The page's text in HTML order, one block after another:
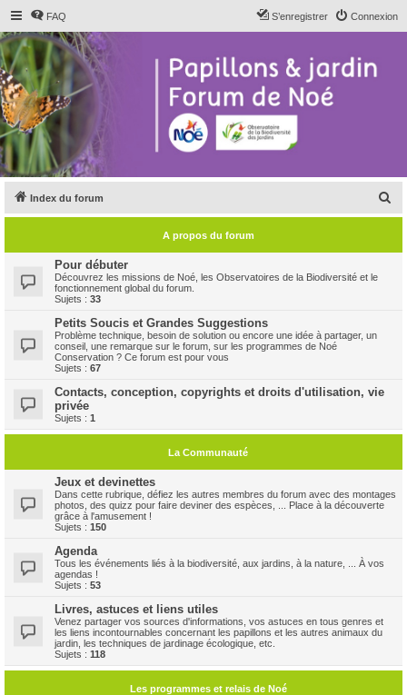
FAQ Connexion
S’enregistrer
Index du forum
e
A propos du forum
Pour débuter
Découvrez les missions de Noé, les Observatoires de la Biodiversité et le
fonctionnement global du forum.
Sujets : 33
Petits Soucis et Grandes Suggestions
Problème technique, besoin de solution ou encore une idée à partager, un
conseil, une remarque sur le forum, sur les programmes de Noé
Conservation ? Ce forum est pour vous
Sujets : 67
Contacts, conception, copyrights et droits d'utilisation, vie
privée
Sujets : 1
La Communauté
Jeux et devinettes
Dans cette rubrique, défiez les autres membres du forum avec des montages
photos, des quizz pour faire deviner des espèces, ... Place à la découverte
grâce à l'amusement !
Sujets : 150
Agenda
Tous les événements liés à la biodiversité, aux jardins, à la nature, ... À vos
agendas !
Sujets : 53
Livres, astuces et liens utiles
Venez partager vos sources d'informations, vos astuces en tous genres et
les liens incontournables concernant les papillons et les autres animaux du
jardin, les techniques de jardinage écologique, etc.
Sujets : 118
Les programmes et relais de Noé